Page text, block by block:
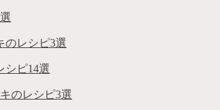
のレシピ3選
シピ14選
のレシピ3選